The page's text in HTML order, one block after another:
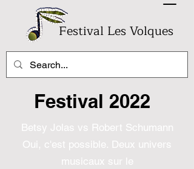
Festival Les Volques
Festival 2022
Betsy Jolas vs Robert Schumann
Oui, c'est possible. Deux univers
musicaux sur le